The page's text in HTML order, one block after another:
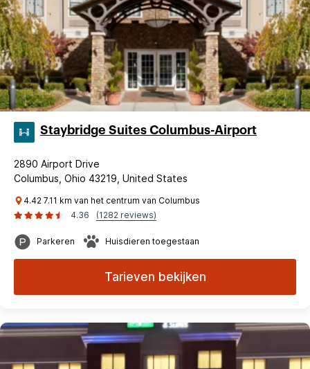
Staybridge Suites Columbus-Airport
2890 Airport Drive
Columbus, Ohio 43219, United States
4.42 7.11 km van het centrum van Columbus
4.36
(1282 reviews)
Parkeren Huisdieren toegestaan
Tarieven bekijken